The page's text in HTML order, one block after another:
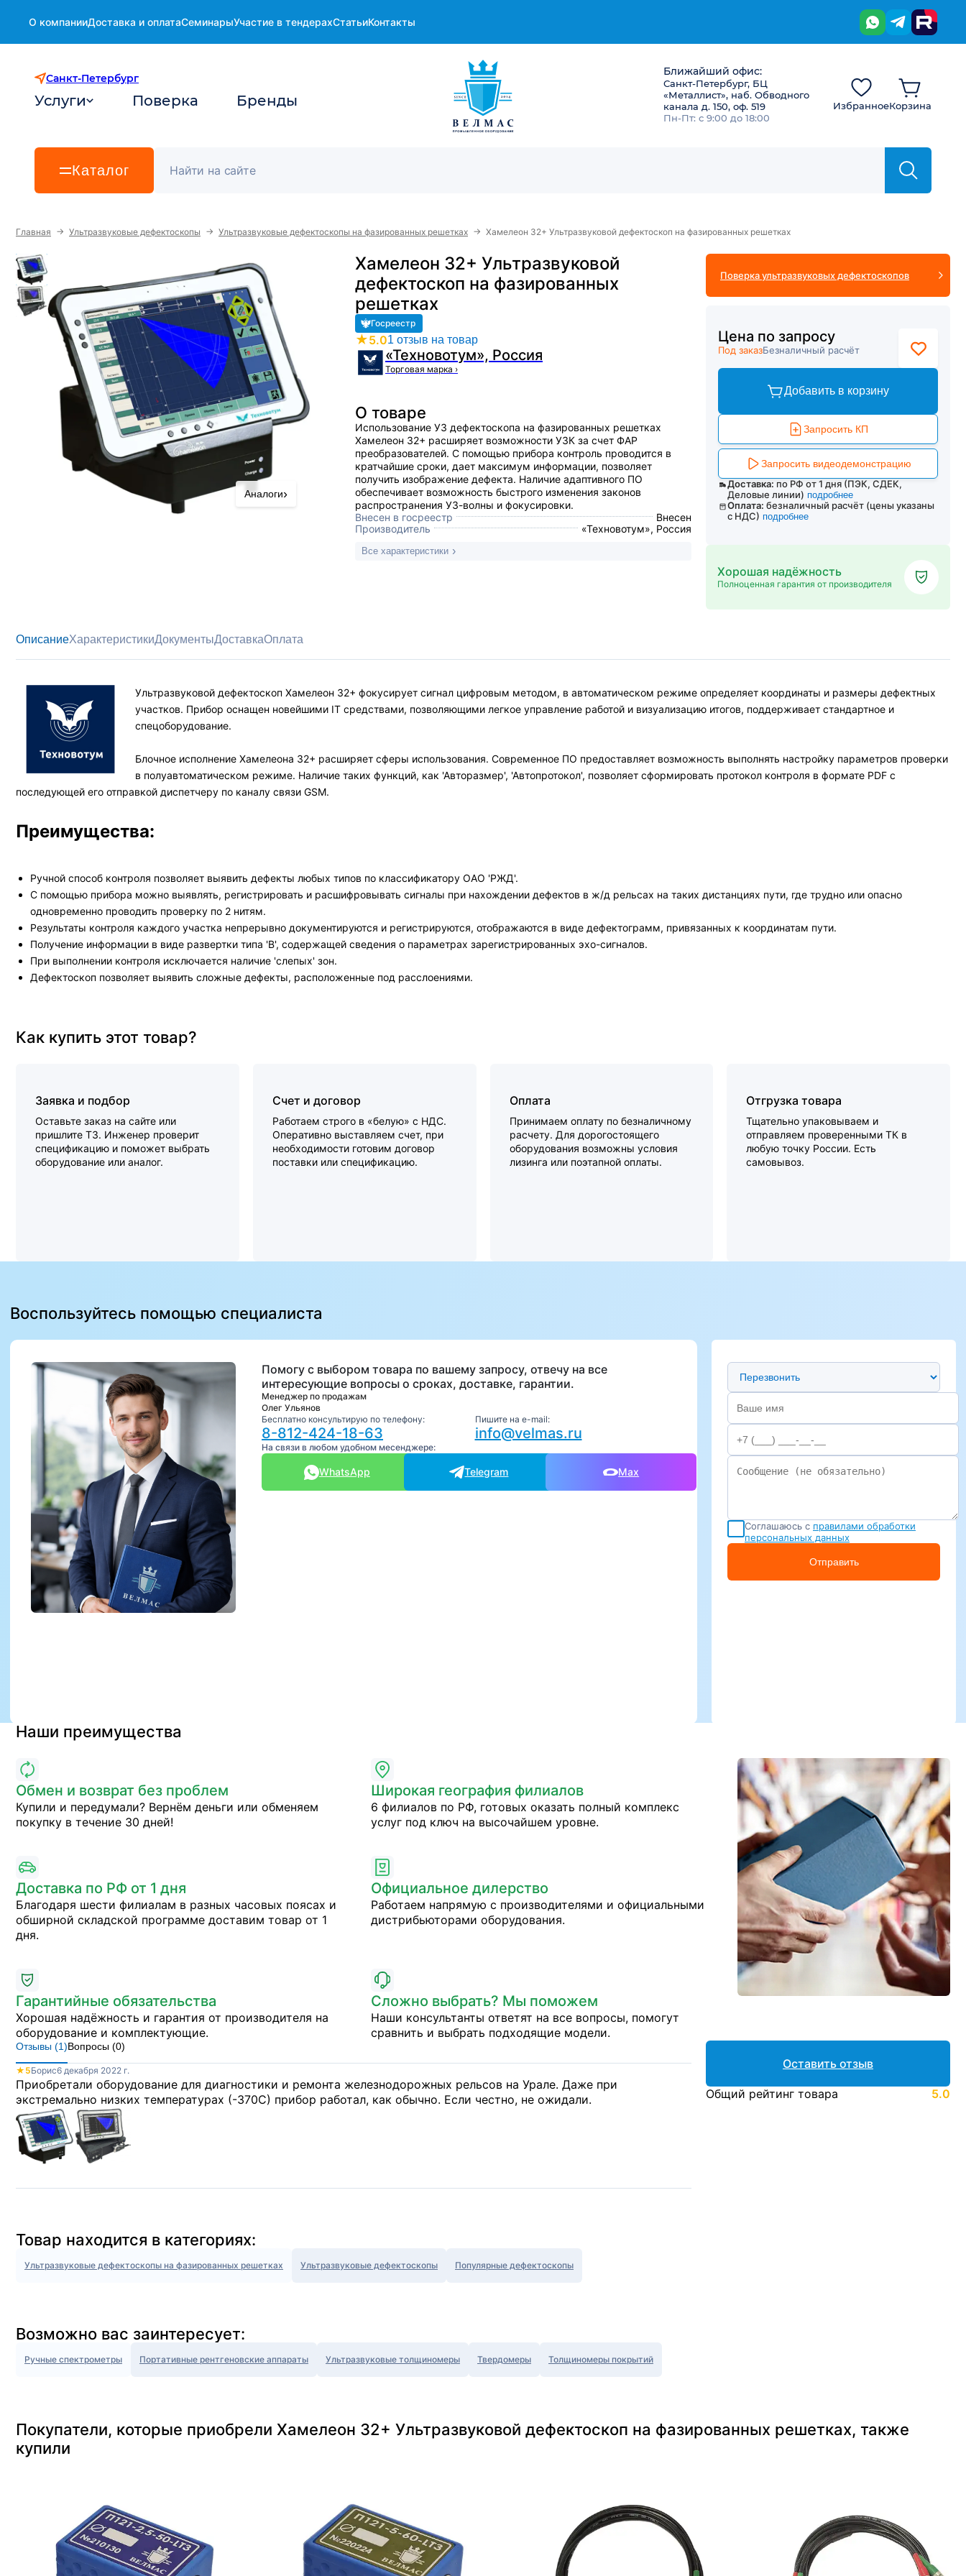
О компанииДоставка и оплатаСеминарыУчастие в тендерахСтатьиКонтакты
Санкт-Петербург
Услуги Поверка Бренды
Ближайший офис:
Санкт-Петербург, БЦ
«Металлист», наб. Обводного
канала д. 150, оф. 519
Пн-Пт: с 9:00 до 18:00
ИзбранноеКорзина
Каталог
Главная → Ультразвуковые дефектоскопы → Ультразвуковые дефектоскопы на фазированных решетках → Хамелеон 32+ Ультразвуковой дефектоскоп на фазированных решетках
Хамелеон 32+ Ультразвуковой
дефектоскоп на фазированных
решетках
Госреестр
★5.01 отзыв на товар
«Техновотум», Россия
Торговая марка ›
Аналоги›
О товаре
Использование УЗ дефектоскопа на фазированных решетках
Хамелеон 32+ расширяет возможности УЗК за счет ФАР
преобразователей. С помощью прибора контроль проводится в
кратчайшие сроки, дает максимум информации, позволяет
получить изображение дефекта. Наличие адаптивного ПО
обеспечивает возможность быстрого изменения законов
распространения УЗ-волны и фокусировки.
Внесен в госреестр
Внесен
Производитель
«Техновотум», Россия
Все характеристики
Поверка ультразвуковых дефектоскопов
Цена по запросу
Под заказБезналичный расчёт
Добавить в корзину
Запросить КП
Запросить видеодемонстрацию
Доставка: по РФ от 1 дня (ПЭК, СДЕК,
Деловые линии) подробнее
Оплата: безналичный расчёт (цены указаны
с НДС) подробнее
Хорошая надёжность
Полноценная гарантия от производителя
ОписаниеХарактеристикиДокументыДоставкаОплата
Ультразвуковой дефектоскоп Хамелеон 32+ фокусирует сигнал цифровым методом, в автоматическом режиме определяет координаты и размеры дефектных
участков. Прибор оснащен новейшими IT средствами, позволяющими легкое управление работой и визуализацию итогов, поддерживает стандартное и
спецоборудование.
Блочное исполнение Хамелеона 32+ расширяет сферы использования. Современное ПО предоставляет возможность выполнять настройку параметров проверки
в полуавтоматическом режиме. Наличие таких функций, как 'Авторазмер', 'Автопротокол', позволяет сформировать протокол контроля в формате PDF с
последующей его отправкой диспетчеру по каналу связи GSM.
Преимущества:
Ручной способ контроля позволяет выявить дефекты любых типов по классификатору ОАО 'РЖД'.
С помощью прибора можно выявлять, регистрировать и расшифровывать сигналы при нахождении дефектов в ж/д рельсах на таких дистанциях пути, где трудно или опасно
одновременно проводить проверку по 2 нитям.
Результаты контроля каждого участка непрерывно документируются и регистрируются, отображаются в виде дефектограмм, привязанных к координатам пути.
Получение информации в виде развертки типа 'В', содержащей сведения о параметрах зарегистрированных эхо-сигналов.
При выполнении контроля исключается наличие 'слепых' зон.
Дефектоскоп позволяет выявить сложные дефекты, расположенные под расслоениями.
Как купить этот товар?
Заявка и подбор
Оставьте заказ на сайте или
пришлите ТЗ. Инженер проверит
спецификацию и поможет выбрать
оборудование или аналог.
Счет и договор
Работаем строго в «белую» с НДС.
Оперативно выставляем счет, при
необходимости готовим договор
поставки или спецификацию.
Оплата
Принимаем оплату по безналичному
расчету. Для дорогостоящего
оборудования возможны условия
лизинга или поэтапной оплаты.
Отгрузка товара
Тщательно упаковываем и
отправляем проверенными ТК в
любую точку России. Есть
самовывоз.
Воспользуйтесь помощью специалиста
Помогу с выбором товара по вашему запросу, отвечу на все
интересующие вопросы о сроках, доставке, гарантии.
Менеджер по продажам
Олег Ульянов
Бесплатно консультирую по телефону:
8-812-424-18-63
Пишите на e-mail:
info@velmas.ru
На связи в любом удобном месенджере:
WhatsApp Telegram Max
Предпочтительный способ связи
Соглашаюсь с правилами обработки
персональных данных
Отправить
Наши преимущества
Обмен и возврат без проблем
Купили и передумали? Вернём деньги или обменяем
покупку в течение 30 дней!
Широкая география филиалов
6 филиалов по РФ, готовых оказать полный комплекс
услуг под ключ на высочайшем уровне.
Доставка по РФ от 1 дня
Благодаря шести филиалам в разных часовых поясах и
обширной складской программе доставим товар от 1
дня.
Официальное дилерство
Работаем напрямую с производителями и официальными
дистрибьюторами оборудования.
Гарантийные обязательства
Хорошая надёжность и гарантия от производителя на
оборудование и комплектующие.
Сложно выбрать? Мы поможем
Наши консультанты ответят на все вопросы, помогут
сравнить и выбрать подходящие модели.
Отзывы (1)Вопросы (0)
★ 5Борис6 декабря 2022 г.
Приобретали оборудование для диагностики и ремонта железнодорожных рельсов на Урале. Даже при
экстремально низких температурах (-370С) прибор работал, как обычно. Если честно, не ожидали.
Оставить отзыв
Общий рейтинг товара 5.0
Товар находится в категориях:
Ультразвуковые дефектоскопы на фазированных решетках Ультразвуковые дефектоскопы Популярные дефектоскопы
Возможно вас заинтересует:
Ручные спектрометры Портативные рентгеновские аппараты Ультразвуковые толщиномеры Твердомеры Толщиномеры покрытий
Покупатели, которые приобрели Хамелеон 32+ Ультразвуковой дефектоскоп на фазированных решетках, также
купили